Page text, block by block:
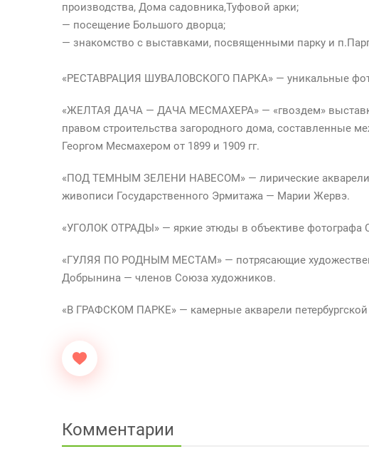
производства, Дома садовника,Туфовой арки;
— посещение Большого дворца;
— знакомство с выставками, посвященными парку и
«РЕСТАВРАЦИЯ ШУВАЛОВСКОГО ПАРКА» — уникальные
«ЖЕЛТАЯ ДАЧА — ДАЧА МЕСМАХЕРА» — «гвоздем»
правом строительства загородного дома, составленные
Георгом Месмахером от 1899 и 1909 гг.
«ПОД ТЕМНЫМ ЗЕЛЕНИ НАВЕСОМ» — лирические акварели
живописи Государственного Эрмитажа — Марии Жервэ.
«УГОЛОК ОТРАДЫ» — яркие этюды в объективе фотографа
«ГУЛЯЯ ПО РОДНЫМ МЕСТАМ» — потрясающие
Добрынина — членов Союза художников.
«В ГРАФСКОМ ПАРКЕ» — камерные акварели
Комментарии